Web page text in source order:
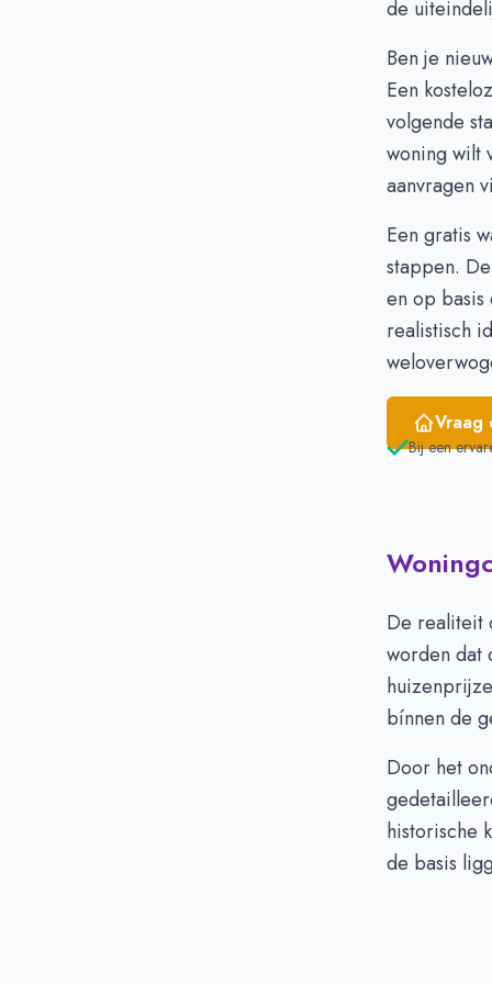
November €
December
Januari
Februari
€
Maart
€
April
€
Mei
de
Ben je
Een
volgende
woning wilt
aanvragen
Een gratis
stappen.
en op basis
realistisch
Vraag
Bij een
De realiteit
worden dat
bínnen de
Door het
historische
de basis